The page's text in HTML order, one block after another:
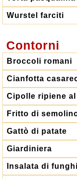
Wurstel farciti
Contorni
Broccoli romani
Cianfotta
Cipolle ripiene
Fritto di
Gattò di patate
Giardiniera
Insalata di